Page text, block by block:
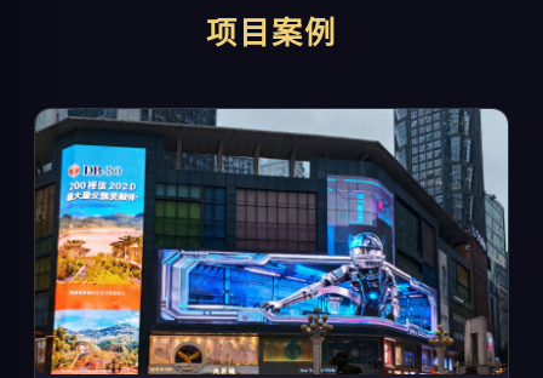
项目案例